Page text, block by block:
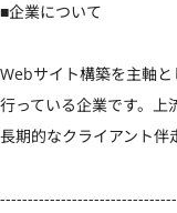
■企業について
Webサイト構築を主軸
行っている企業です。上
長期的なクライアント伴